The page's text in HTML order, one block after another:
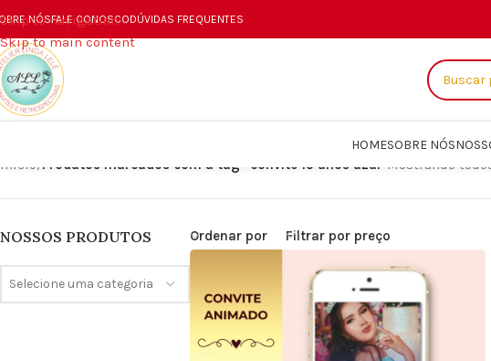
Skip to navigation
Skip to main content
NÓSFALE CONOSCODÚVIDAS FREQUENTES
HOMESOBRE NÓS
Início/ Produtos marcados com a tag “convite 15 anos azul” Mostrando
NOSSOS PRODUTOS
Selecione uma categoria
Ordenar por Filtrar por preço